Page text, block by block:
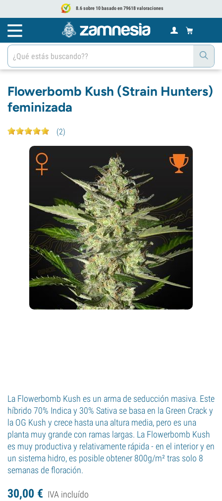
8.6 sobre 10 basado en 79618 valoraciones
Flowerbomb Kush (Strain Hunters)
feminizada
(2)
La Flowerbomb Kush es un arma de seducción masiva. Este
híbrido 70% Indica y 30% Sativa se basa en la Green Crack y
la OG Kush y crece hasta una altura media, pero es una
planta muy grande con ramas largas. La Flowerbomb Kush
es muy productiva y relativamente rápida - en el interior y en
un sistema hidro, es posible obtener 800g/m² tras solo 8
semanas de floración.
30,00 € IVA incluído